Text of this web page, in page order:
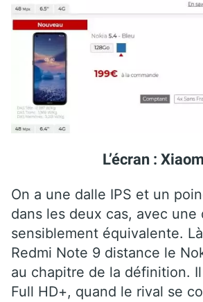
L’écran :
On a une dalle IPS et un
dans les deux cas, avec une
sensiblement équivalente.
Redmi Note 9 distance le
au chapitre de la définition.
Full HD+, quand le rival se